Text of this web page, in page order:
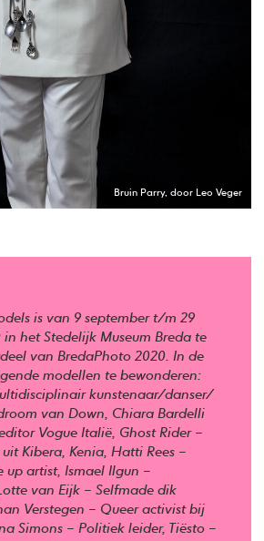
Bruin Parry, door Leo Veger
is van 9 september t/m 29
het Stedelijk Museum Breda te
van BredaPhoto 2020. In de
modellen te bewonderen:
kunstenaar/danser/
van Down, Chiara Bardelli
Vogue Italië, Ghost Rider –
Kibera, Kenia, Hatti Rees –
up artist, Ismael Ilgun –
van Eijk – Selfmade dik
Verstegen – Queer activist bij
Simons – Politiek leider, Tiësto –